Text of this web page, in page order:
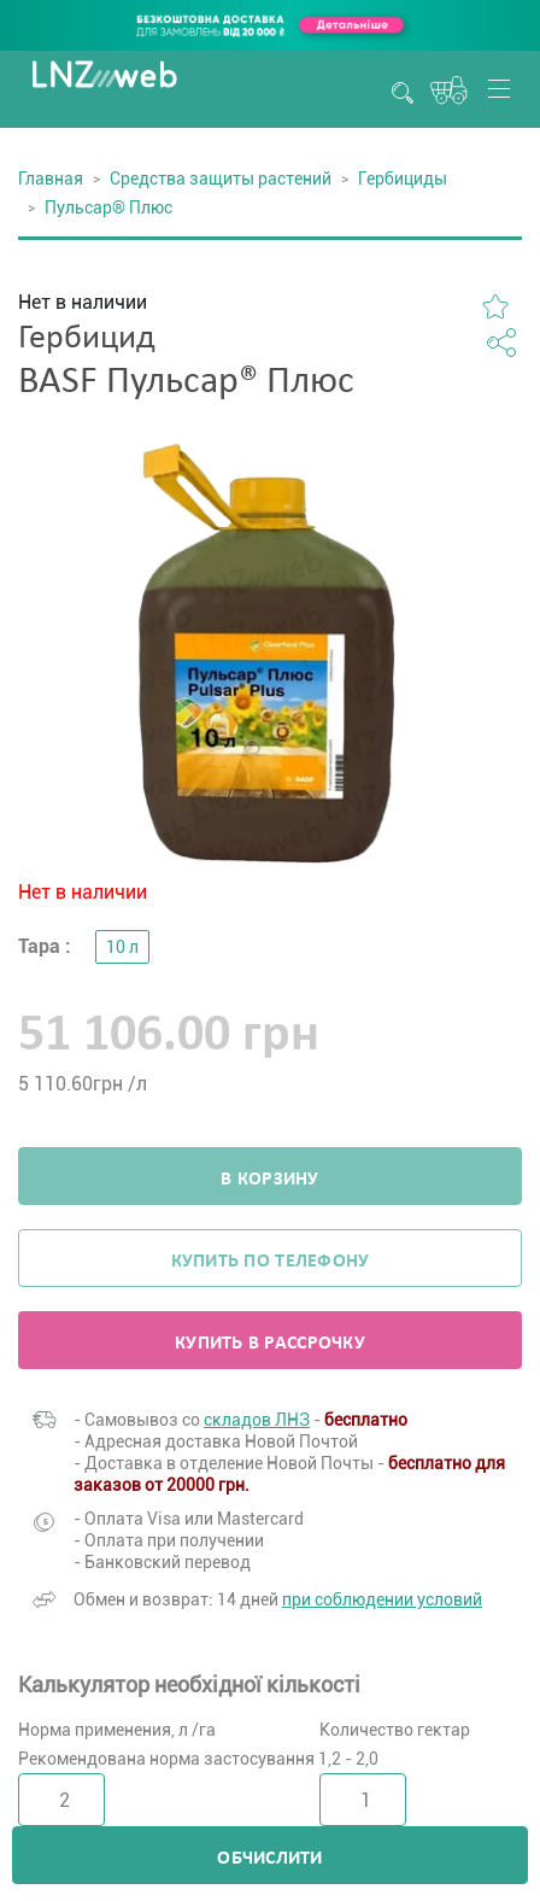
Главная Средства защиты растений
Гербициды
Пульсар® Плюс
Нет в наличии
Гербицид
BASF Пульсар® Плюс
Нет в наличии
Тара : 10 л
51 106.00 грн
5 110.60грн /л
В КОРЗИНУ
КУПИТЬ ПО ТЕЛЕФОНУ
КУПИТЬ В РАССРОЧКУ
- Самовывоз соскладов ЛНЗ - бесплатно
- Адресная доставка Новой Почтой
- Доставка в отделение Новой Почты - бесплатно для
заказов от 20000 грн.
- Оплата Visa или Mastercard
- Оплата при получении
- Банковский перевод
Обмен и возврат: 14 дней при соблюдении условий
Калькулятор необхідної кількості
Норма применения, л /га
Количество гектар
Рекомендована норма застосування 1,2 - 2,0
ОБЧИСЛИТИ